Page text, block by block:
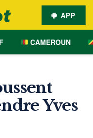
APP
CAMEROUN
Yves